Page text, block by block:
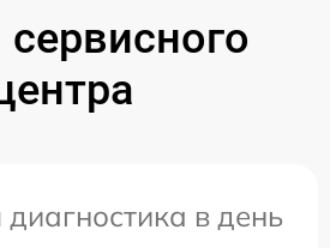
в день